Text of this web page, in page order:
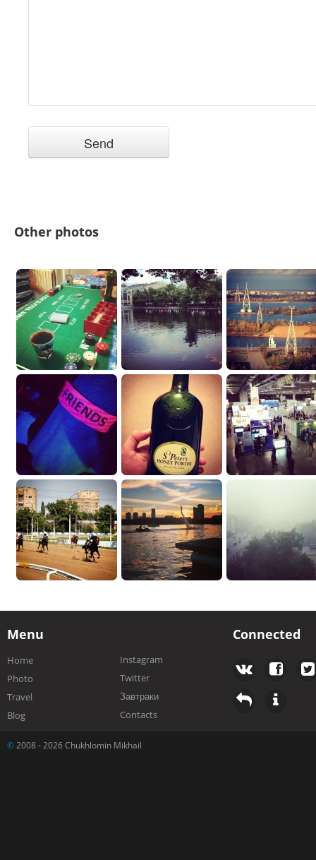
Other photos
Menu
Home
Photo
Travel
Blog
Instagram
Twitter
Завтраки
Contacts
Connected
© 2008 - 2026 Chukhlomin Mikhail